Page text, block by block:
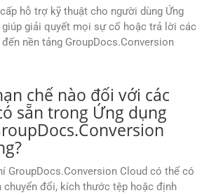
hỗ trợ kỹ thuật cho người dùng Ứng
giúp giải quyết mọi sự cố hoặc trả lời các
nền tảng GroupDocs.Conversion
chế nào đối với các
sẵn trong Ứng dụng
GroupDocs.Conversion Cloud có thể có
chuyển đổi, kích thước tệp hoặc định